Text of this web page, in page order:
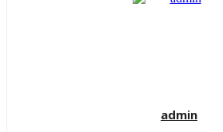
admin